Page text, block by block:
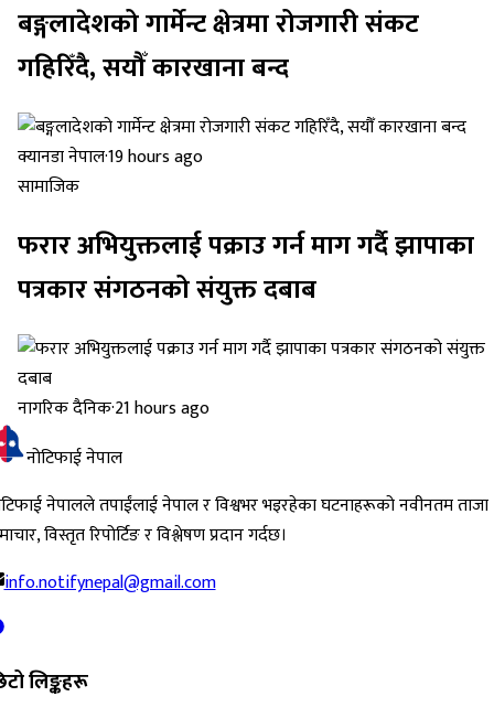
बङ्गलादेशको गार्मेन्ट क्षेत्रमा रोजगारी संकट
गहिरिँदै, सयौँ कारखाना बन्द
क्यानडा नेपाल·19 hours ago
सामाजिक
फरार अभियुक्तलाई पक्राउ गर्न माग गर्दै झापाका
पत्रकार संगठनको संयुक्त दबाब
नागरिक दैनिक·21 hours ago
नोटिफाई नेपाल
नेपालले तपाईंलाई नेपाल र विश्वभर भइरहेका घटनाहरूको नवीनतम ताजा
विस्तृत रिपोर्टिङ र विश्लेषण प्रदान गर्दछ।
info.notifynepal@gmail.com
लिङ्कहरू